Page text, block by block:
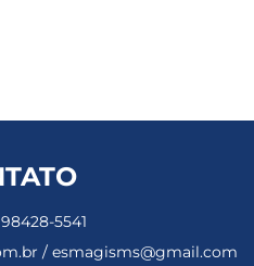
5541
/ esmagisms@gmail.com